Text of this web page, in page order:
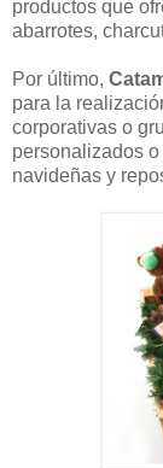
productos que
abarrotes,
Por último,
para la
corporativas o
personalizados
navideñas y